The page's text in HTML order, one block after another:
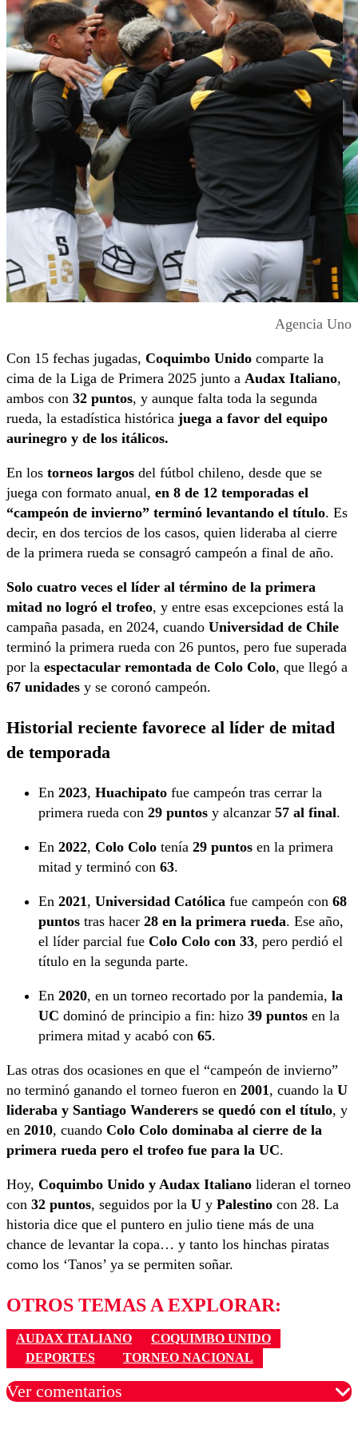
Agencia Uno
Con 15 fechas jugadas, Coquimbo Unido comparte la
cima de la Liga de Primera 2025 junto a Audax Italiano,
ambos con 32 puntos, y aunque falta toda la segunda
rueda, la estadística histórica juega a favor del equipo
aurinegro y de los itálicos.
En los torneos largos del fútbol chileno, desde que se
juega con formato anual, en 8 de 12 temporadas el
“campeón de invierno” terminó levantando el título. Es
decir, en dos tercios de los casos, quien lideraba al cierre
de la primera rueda se consagró campeón a final de año.
Solo cuatro veces el líder al término de la primera
mitad no logró el trofeo, y entre esas excepciones está la
campaña pasada, en 2024, cuando Universidad de Chile
terminó la primera rueda con 26 puntos, pero fue superada
por la espectacular remontada de Colo Colo, que llegó a
67 unidades y se coronó campeón.
Historial reciente favorece al líder de mitad
de temporada
En 2023, Huachipato fue campeón tras cerrar la
primera rueda con 29 puntos y alcanzar 57 al final.
En 2022, Colo Colo tenía 29 puntos en la primera
mitad y terminó con 63.
En 2021 , Universidad Católica fue campeón con 68
puntos tras hacer 28 en la primera rueda. Ese año,
el líder parcial fue Colo Colo con 33, pero perdió el
título en la segunda parte.
En 2020, en un torneo recortado por la pandemia, la
UC dominó de principio a fin: hizo 39 puntos en la
primera mitad y acabó con 65.
Las otras dos ocasiones en que el “campeón de invierno”
no terminó ganando el torneo fueron en 2001 , cuando la U
lideraba y Santiago Wanderers se quedó con el título, y
en 2010, cuando Colo Colo dominaba al cierre de la
primera rueda pero el trofeo fue para la UC.
Hoy, Coquimbo Unido y Audax Italiano lideran el torneo
con 32 puntos, seguidos por la U y Palestino con 28. La
historia dice que el puntero en julio tiene más de una
chance de levantar la copa… y tanto los hinchas piratas
como los ‘Tanos’ ya se permiten soñar.
OTROS TEMAS A EXPLORAR:
AUDAX ITALIANO
COQUIMBO UNIDO
DEPORTES
TORNEO NACIONAL
Ver comentarios